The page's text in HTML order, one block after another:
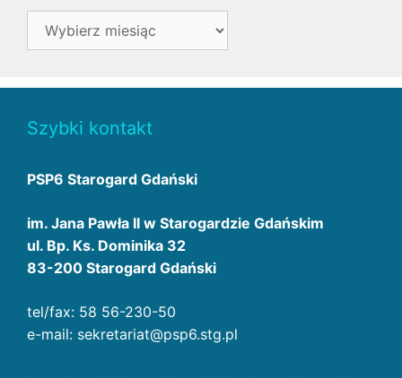
Szybki kontakt
PSP6 Starogard Gdański
im. Jana Pawła II w Starogardzie Gdańskim
ul. Bp. Ks. Dominika 32
83-200 Starogard Gdański
tel/fax: 58 56-230-50
e-mail: sekretariat@psp6.stg.pl